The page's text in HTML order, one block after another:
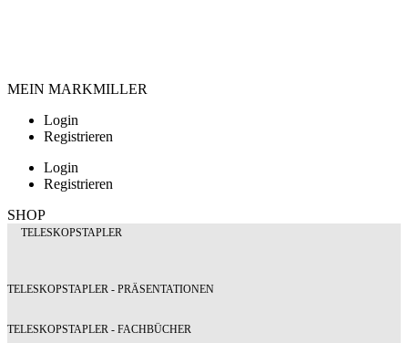
MEIN MARKMILLER
Login
Registrieren
Login
Registrieren
SHOP
TELESKOPSTAPLER
TELESKOPSTAPLER - PRÄSENTATIONEN
TELESKOPSTAPLER - FACHBÜCHER